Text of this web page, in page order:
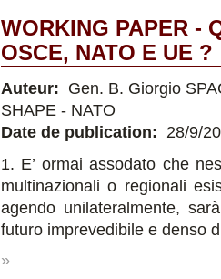
WORKING PAPER -
OSCE, NATO E UE ?
Auteur: Gen. B. Giorgio
SHAPE - NATO
Date de publication: 28/9/
1. E’ ormai assodato che
multinazionali o regionali
agendo unilateralmente,
futuro imprevedibile e denso
»